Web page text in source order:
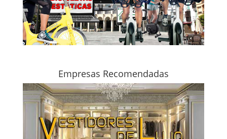
Empresas Recomendadas